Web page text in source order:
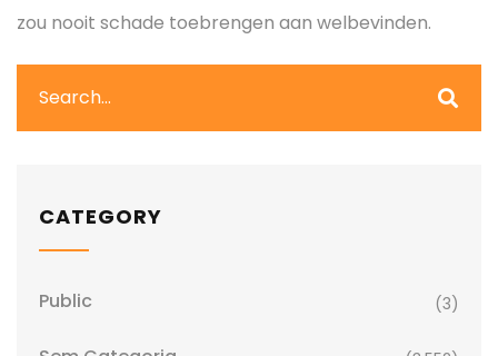
zou nooit schade toebrengen aan welbevinden.
CATEGORY
Public (3)